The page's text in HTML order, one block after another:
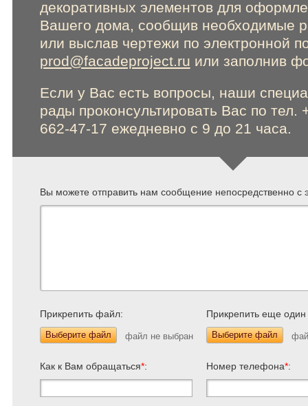
Online консультации
Расширенный поиск по сайту
декоративных элементов для
Вашего дома, сообщив необходимые
или выслав чертежи по электронной
prod@facadeproject.ru или заполнив
Если у Вас есть вопросы, наши
рады проконсультировать Вас по тел.
662-47-17 ежедневно с 9 до 21 часа.
Вы можете отправить нам сообщение непосредственно с
Прикрепить файл:
Выберите файл
Прикрепить еще
Выберите файл
Как к Вам обращаться*: Номер телефона*: